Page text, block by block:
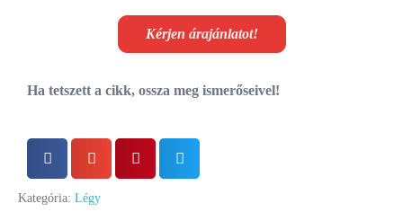
Kérjen árajánlatot!
Ha tetszett a cikk, ossza meg ismerőseivel!
Kategória: Légy